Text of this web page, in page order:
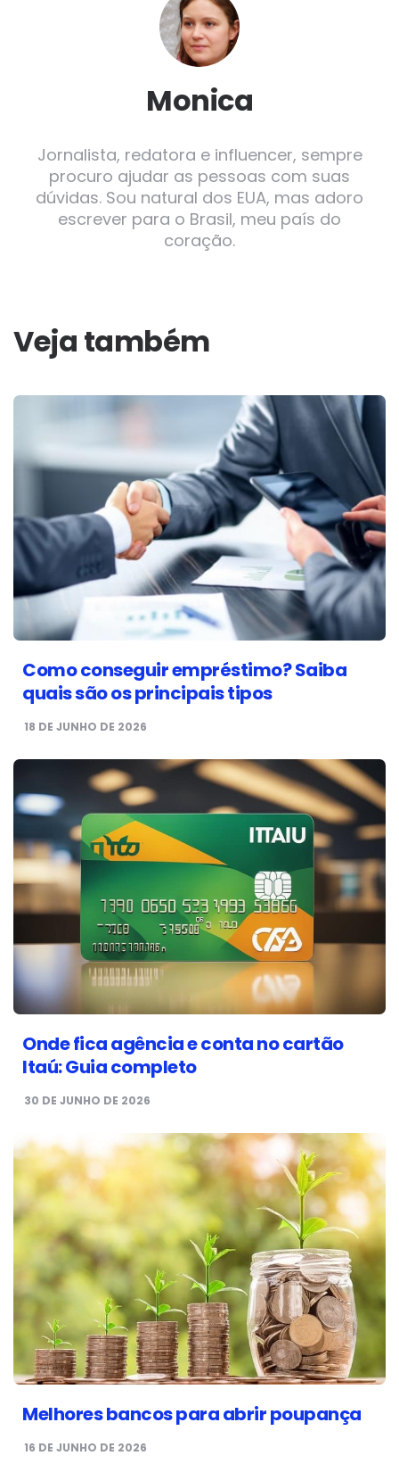
Monica
Jornalista, redatora e influencer, sempre
procuro ajudar as pessoas com suas
dúvidas. Sou natural dos EUA, mas adoro
escrever para o Brasil, meu país do
coração.
Veja também
Como conseguir empréstimo? Saiba
quais são os principais tipos
18 DE JUNHO DE 2026
Onde fica agência e conta no cartão
Itaú: Guia completo
30 DE JUNHO DE 2026
Melhores bancos para abrir poupança
16 DE JUNHO DE 2026